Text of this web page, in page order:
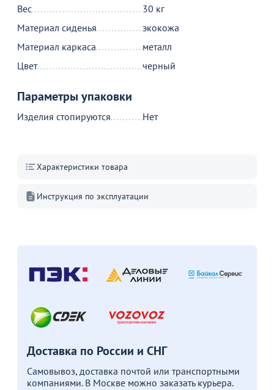
Вес
30 кг
Материал сиденья
экокожа
Материал каркаса
металл
Цвет
черный
Параметры упаковки
Изделия стопируются Нет
Характеристики товара
Инструкция по эксплуатации
Доставка по России и СНГ
Самовывоз, доставка почтой или транспортными
компаниями. В Москве можно заказать курьера.
Стол Грантем
47
В корзину
Оптовая цена
Чехол на стул со спинкой
Акции для вас
сиденьем
Перейдите, чтобы узнать
подробности
Больше не показывать это окно